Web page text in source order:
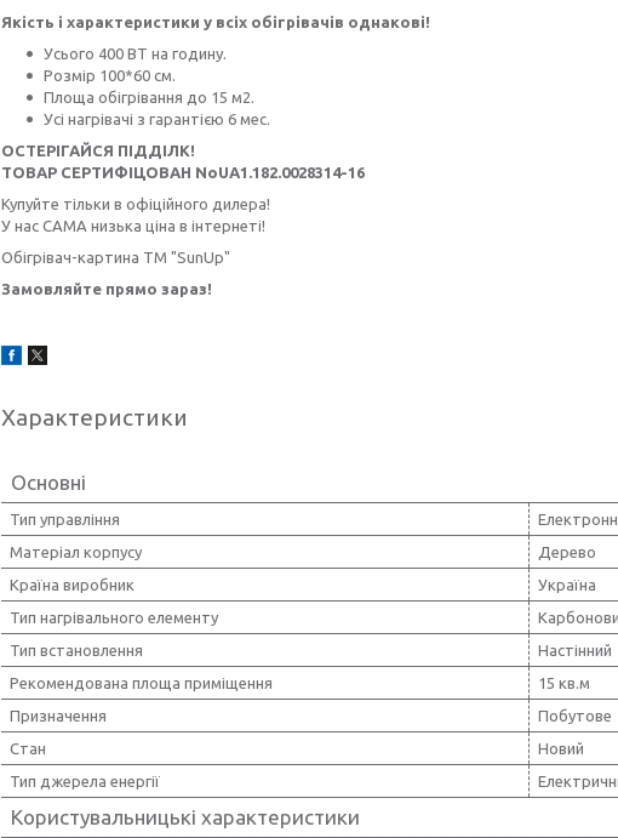
Якість і характеристики у всіх обігрівачів однакові!
Усього 400 ВТ на годину.
Розмір 100*60 см.
Площа обігрівання до 15 м2.
Усі нагрівачі з гарантією 6 мес.
ОСТЕРІГАЙСЯ ПІДДІЛК!
ТОВАР СЕРТИФІЦОВАН NoUA1.182.0028314-16
Купуйте тільки в офіційного дилера!
У нас САМА низька ціна в інтернеті!
Обігрівач-картина ТМ "SunUp"
Замовляйте прямо зараз!
Характеристики
Основні
Тип управління
Матеріал корпусу
Дерево
Країна виробник
Україна
Тип нагрівального елементу
Тип встановлення
Настінний
Рекомендована площа приміщення
15 кв.м
Призначення
Побутове
Стан
Новий
Тип джерела енергії
Користувальницькі характеристики